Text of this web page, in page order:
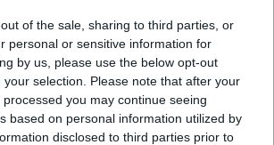
of the sale, sharing to third parties, or
personal or sensitive information for
by us, please use the below opt-out
selection. Please note that after your
you may continue seeing
based on personal information utilized by
disclosed to third parties prior to